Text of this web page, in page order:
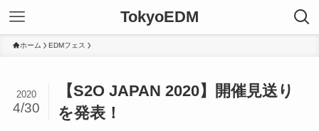
TokyoEDM
ホーム EDMフェス
【S2O JAPAN 2020】開催見送り
を発表！
2020
4/30